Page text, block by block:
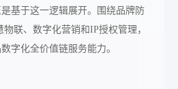
基于这一逻辑展开。围绕品牌防
联、数字化营销和IP授权管理，
字化全价值链服务能力。